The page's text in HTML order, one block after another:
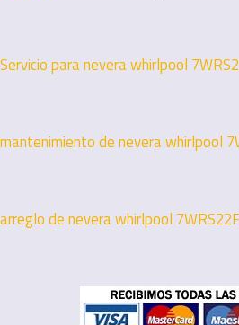
Servicio para nevera whirlpool
mantenimiento de nevera whirlpool
arreglo de nevera whirlpool